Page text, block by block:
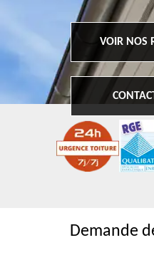
VOIR NOS
Demande